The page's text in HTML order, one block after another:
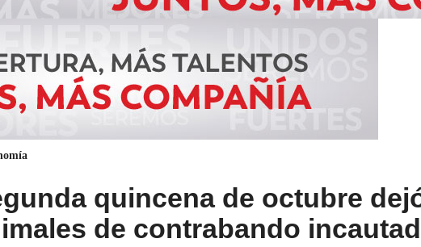
quincena de octubre
de contrabando